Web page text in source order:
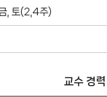
, 토(2,4주)
교수 경력